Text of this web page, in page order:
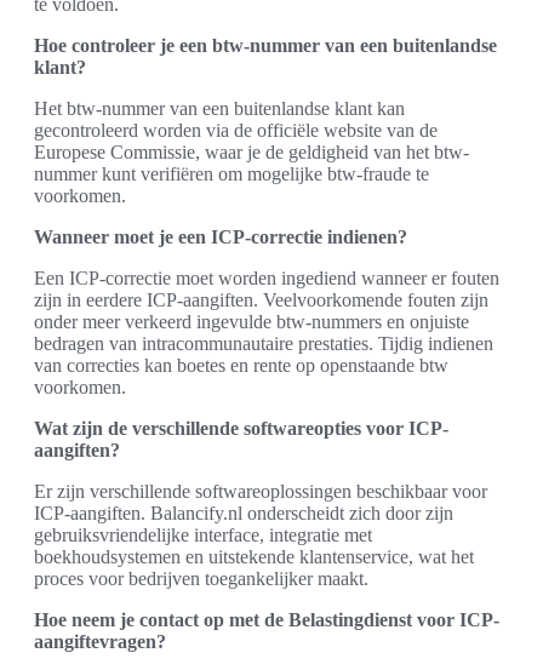
Hoe controleer je een btw-nummer van een buitenlandse
klant?
Het btw-nummer van een buitenlandse klant kan
gecontroleerd worden via de officiële website van de
Europese Commissie, waar je de geldigheid van het btw-
nummer kunt verifiëren om mogelijke btw-fraude te
voorkomen.
Wanneer moet je een ICP-correctie indienen?
Een ICP-correctie moet worden ingediend wanneer er fouten
zijn in eerdere ICP-aangiften. Veelvoorkomende fouten zijn
onder meer verkeerd ingevulde btw-nummers en onjuiste
bedragen van intracommunautaire prestaties. Tijdig indienen
van correcties kan boetes en rente op openstaande btw
voorkomen.
Wat zijn de verschillende softwareopties voor ICP-
aangiften?
Er zijn verschillende softwareoplossingen beschikbaar voor
ICP-aangiften. Balancify.nl onderscheidt zich door zijn
gebruiksvriendelijke interface, integratie met
boekhoudsystemen en uitstekende klantenservice, wat het
proces voor bedrijven toegankelijker maakt.
Hoe neem je contact op met de Belastingdienst voor ICP-
aangiftevragen?